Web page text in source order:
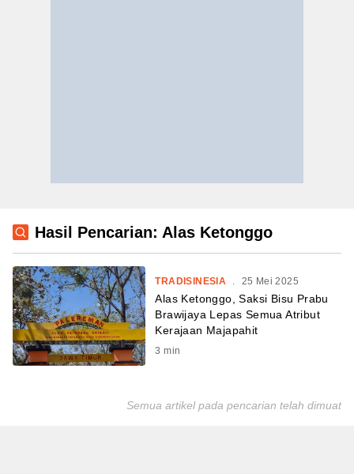
Hasil Pencarian: Alas Ketonggo
TRADISINESIA . 25 Mei 2025
Alas Ketonggo, Saksi Bisu Prabu
Brawijaya Lepas Semua Atribut
Kerajaan Majapahit
3 min
Semua artikel pada pencarian telah dimuat